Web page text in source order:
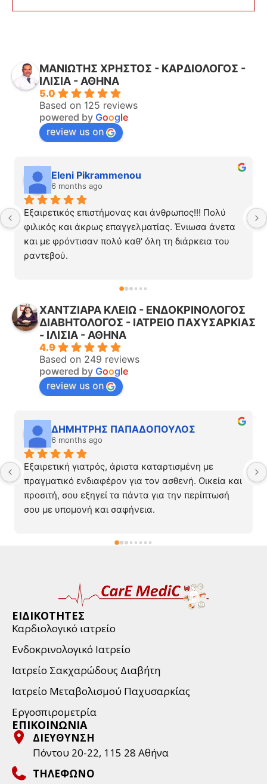
ΜΑΝΙΩΤΗΣ ΧΡΗΣΤΟΣ - ΚΑΡΔΙΟΛΟΓΟΣ -
ΙΛΙΣΙΑ - ΑΘΗΝΑ
5.0
Based on 125 reviews
powered by Google
review us on
Eleni Pikrammenou
6 months ago
Εξαιρετικός επιστήμονας και άνθρωπος!!! Πολύ
φιλικός και άκρως επαγγελματίας. Ένιωσα άνετα
και με φρόντισαν πολύ καθ' όλη τη διάρκεια του
ραντεβού.
σύγχρονα μηχανήματα. Ο γιατρός μου εξήγησε τα
συνέβαινε και μου έδωσε πρακτικές συμβουλές για
τη θεραπεία και τι να αποφύγω.
Πάντα διαθέσιμος, ακριβώς ότι χρειάζεται ένας
γιατρός ώστε να εμπνέει εμπιστοσύνη και σιγουριά
στο ασθενή. Τον προτείνω ανεπιφύλακτα!
ΧΑΝΤΖΙΑΡΑ ΚΛΕΙΩ - ΕΝΔΟΚΡΙΝΟΛΟΓΟΣ
ΔΙΑΒΗΤΟΛΟΓΟΣ - ΙΑΤΡΕΙΟ ΠΑΧΥΣΑΡΚΙΑΣ
- ΙΛΙΣΙΑ - ΑΘΗΝΑ
4.9
Based on 249 reviews
powered by Google
review us on
ΔΗΜΗΤΡΗΣ ΠΑΠΑΔΟΠΟΥΛΟΣ
6 months ago
Εξαιρετική γιατρός, άριστα καταρτισμένη με
πραγματικό ενδιαφέρον για τον ασθενή. Οικεία και
προσιτή, σου εξηγεί τα πάντα για την περίπτωσή
σου με υπομονή και σαφήνεια.
ΕΙΔΙΚΟΤΗΤΕΣ
Καρδιολογικό ιατρείο
Ενδοκρινολογικό Ιατρείο
Ιατρείο Σακχαρώδους Διαβήτη
Ιατρείο Μεταβολισμού Παχυσαρκίας
Εργοσπιρομετρία
ΕΠΙΚΟΙΝΩΝΙΑ
ΔΙΕΥΘΥΝΣΗ
Πόντου 20-22, 115 28 Aθήνα
ΤΗΛΕΦΩΝΟ